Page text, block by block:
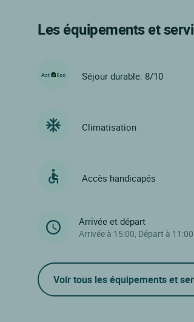
Les équipements et
Séjour durable: 8/10
Climatisation
Accès handicapés
Arrivée et départ
Arrivée à 15:00, Départ à 11:00
Voir tous les équipements et